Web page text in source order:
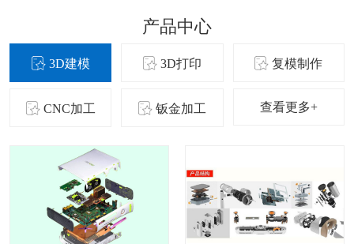
产品中心
3D建模 3D打印 复模制作
CNC加工 钣金加工 查看更多+